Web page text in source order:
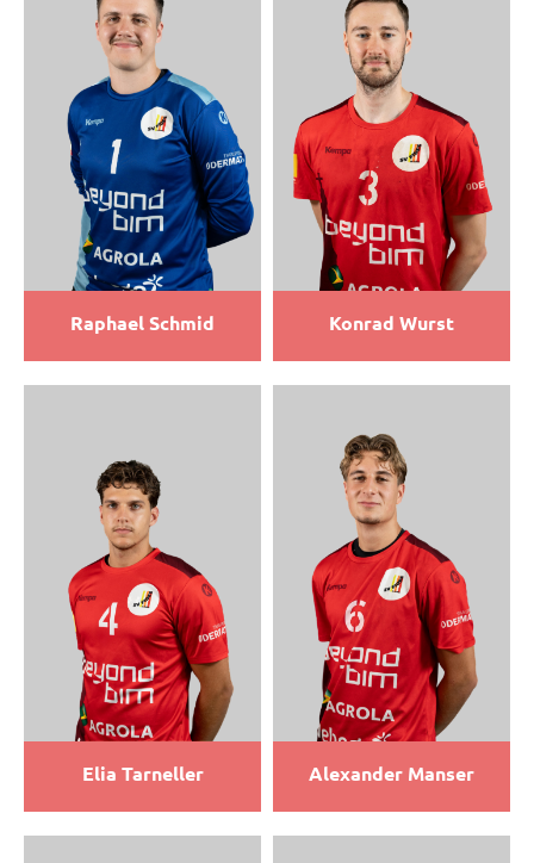
Raphael Schmid Konrad Wurst
Elia Tarneller Alexander Manser